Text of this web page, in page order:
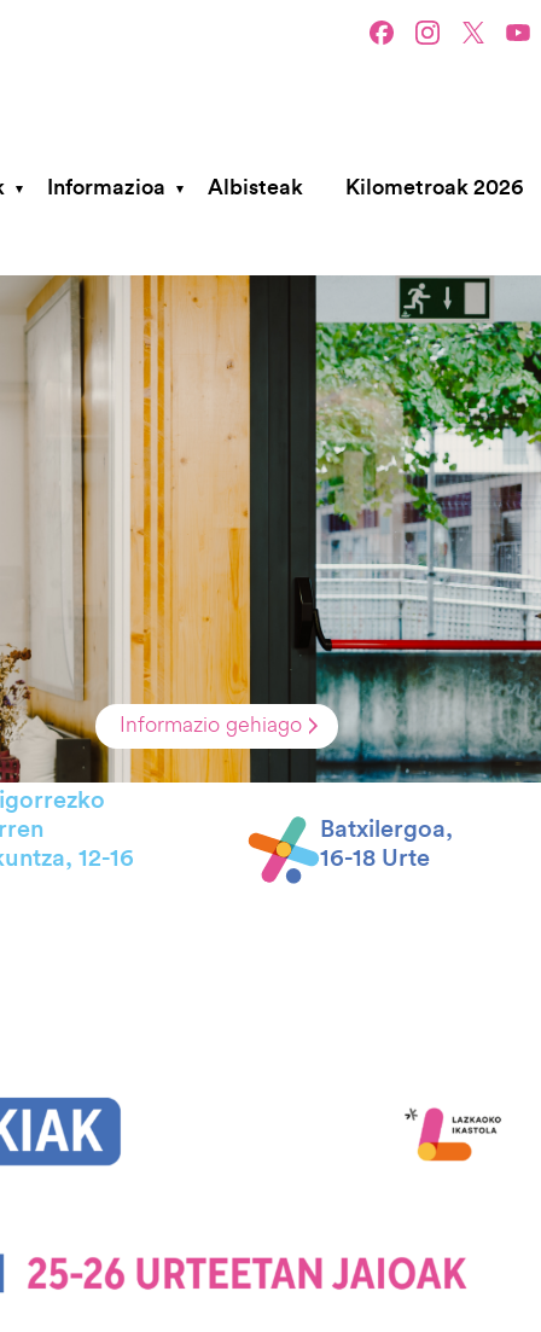
Informazioa Albisteak Kilometroak 2026
Informazio gehiago
12-16
Batxilergoa,
16-18 Urte